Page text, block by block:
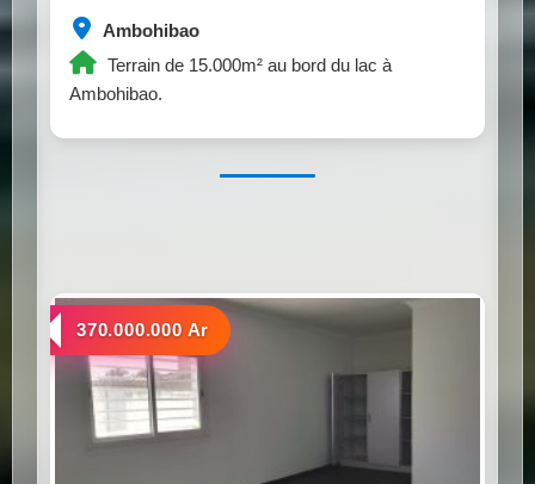
Ambohibao
Terrain de 15.000m² au bord du lac à
Ambohibao.
a vendre
370.000.000 Ar